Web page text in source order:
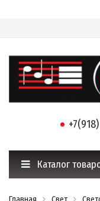
Каталог